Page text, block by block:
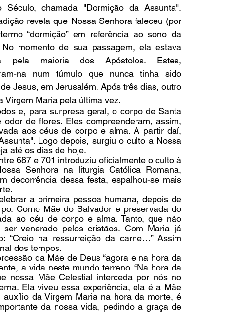
Século, chamada "Dormição da Assunta".
revela que Nossa Senhora faleceu (por
“dormição” em referência ao sono da
No momento de sua passagem, ela estava
pela maioria dos Apóstolos. Estes,
na num túmulo que nunca tinha sido
Jesus, em Jerusalém. Após três dias, outro
Virgem Maria pela última vez.
e, para surpresa geral, o corpo de Santa
de flores. Eles compreenderam, assim,
aos céus de corpo e alma. A partir daí,
Logo depois, surgiu o culto a Nossa
até os dias de hoje.
687 e 701 introduziu oficialmente o culto à
Senhora na liturgia Católica Romana,
decorrência dessa festa, espalhou-se mais
a primeira pessoa humana, depois de
Como Mãe do Salvador e preservada do
ao céu de corpo e alma. Tanto, que não
venerado pelos cristãos. Com Maria já
“Creio na ressurreição da carne…” Assim
dos tempos.
da Mãe de Deus “agora e na hora da
a vida neste mundo terreno. “Na hora da
nossa Mãe Celestial interceda por nós no
Ela viveu essa experiência, ela é a Mãe
da Virgem Maria na hora da morte, é
da nossa vida, pedindo a graça de